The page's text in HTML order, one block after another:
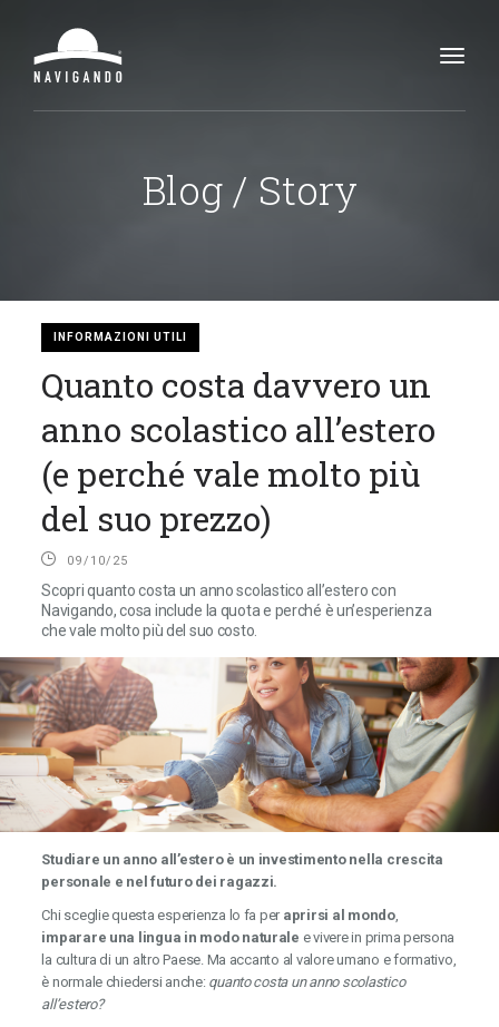
Blog / Story
INFORMAZIONI UTILI
Quanto costa davvero un
anno scolastico all’estero
(e perché vale molto più
del suo prezzo)
09/10/25
Scopri quanto costa un anno scolastico all’estero con
Navigando, cosa include la quota e perché è un’esperienza
che vale molto più del suo costo.
Studiare un anno all’estero è un investimento nella crescita
personale e nel futuro dei ragazzi.
Chi sceglie questa esperienza lo fa per aprirsi al mondo,
imparare una lingua in modo naturale e vivere in prima persona
la cultura di un altro Paese. Ma accanto al valore umano e formativo,
è normale chiedersi anche: quanto costa un anno scolastico
all’estero?